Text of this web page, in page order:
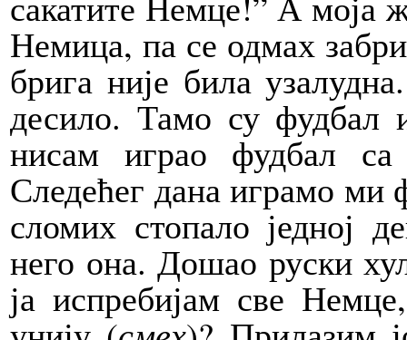
Немица, па се одмах
брига није била
десило. Тамо су фудбал
нисам играо фудбал
Следећег дана играмо ми
сломих стопало једној
него она. Дошао руски
ја испребијам све